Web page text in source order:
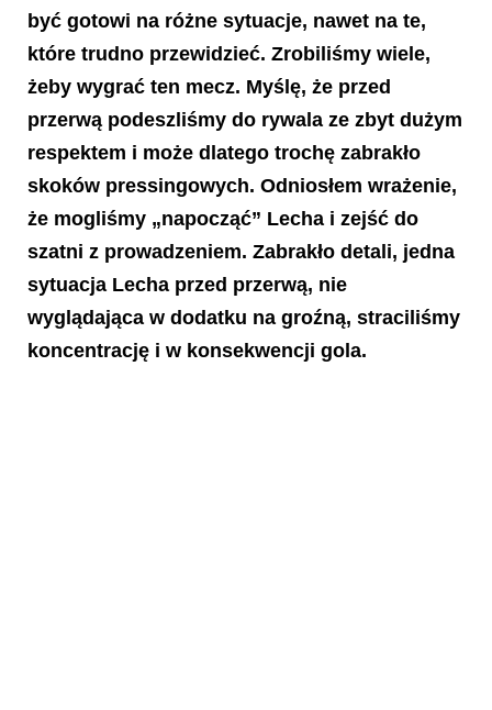
być gotowi na różne sytuacje, nawet na te,
które trudno przewidzieć. Zrobiliśmy wiele,
żeby wygrać ten mecz. Myślę, że przed
przerwą podeszliśmy do rywala ze zbyt dużym
respektem i może dlatego trochę zabrakło
skoków pressingowych. Odniosłem wrażenie,
że mogliśmy „napocząć” Lecha i zejść do
szatni z prowadzeniem. Zabrakło detali, jedna
sytuacja Lecha przed przerwą, nie
wyglądająca w dodatku na groźną, straciliśmy
koncentrację i w konsekwencji gola.